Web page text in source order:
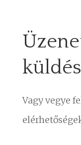
Vagy vegye